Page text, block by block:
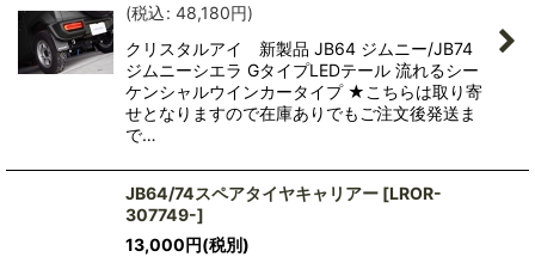
(税込: 48,180円)
クリスタルアイ 新製品 JB64 ジムニー/JB74
ジムニーシエラ GタイプLEDテール 流れるシー
ケンシャルウインカータイプ ★こちらは取り寄
せとなりますので在庫ありでもご注文後発送ま
で…
JB64/74スペアタイヤキャリアー [LROR-
307749-]
13,000円(税別)